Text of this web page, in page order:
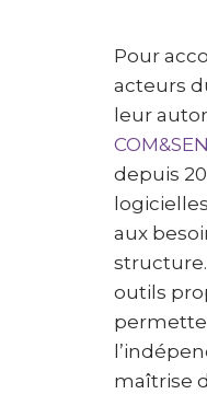
Pour
acteurs
leur
depuis
aux
structure.
outils
maîtrise